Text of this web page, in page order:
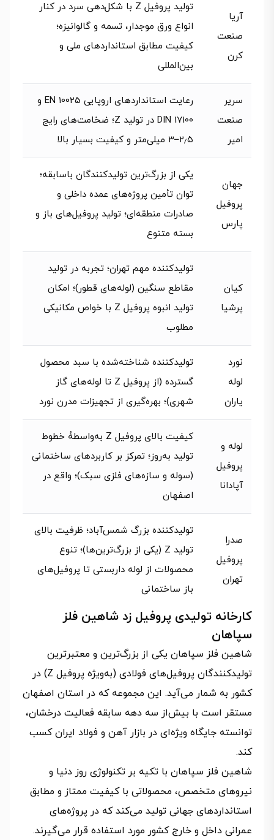
آریا
صنعت
کرن
تولید پروفیل Z با شکل‌دهی سرد در کنار
انواع ورق موجدار، تسمه و گالوانیزه؛
کیفیت مطابق استانداردهای ملی و
بین‌المللی
سریر
صنعت
امیر
رعایت استانداردهای اروپایی EN 10025 و
DIN 17100 در تولید Z؛ ضخامت‌های رایج
۲٫۵–۳ میلی‌متر و کیفیت بسیار بالا
جهان
پروفیل
پارس
یکی از بزرگ‌ترین تولیدکنندگان باسابقه؛
توان تأمین پروژه‌های عمده داخلی و
صادرات منطقه‌ای؛ تولید پروفیل‌های باز و
بسته متنوع
کیان
پرشیا
تولید‌کننده مهم تهران؛ تجربه در تولید
مقاطع سنگین (لوله‌های قطور)؛ امکان
تولید انبوه پروفیل Z با خواص مکانیکی
مطلوب
نورد
لوله
یاران
تولیدکننده شناخته‌شده با سبد محصول
گسترده (از پروفیل Z تا لوله‌های گاز
شهری)؛ بهره‌گیری از تجهیزات مدرن نورد
لوله و
پروفیل
آپادانا
کیفیت بالای پروفیل Z به‌واسطۀ خطوط
تولید به‌روز؛ تمرکز بر کاربردهای ساختمانی
(سوله و سازه‌های فلزی سبک)؛ واقع در
اصفهان
صدرا
پروفیل
تهران
تولیدکننده بزرگ شمس‌آباد؛ ظرفیت بالای
تولید Z (یکی از بزرگ‌ترین‌ها)؛ تنوع
محصولات از لوله داربستی تا پروفیل‌های
باز ساختمانی
کارخانه تولیدی پروفیل زد شاهین فلز
سپاهان
شاهین فلز سپاهان یکی از بزرگ‌ترین و معتبرترین
تولیدکنندگان پروفیل‌های فولادی (به‌ویژه پروفیل Z) در
کشور به شمار می‌آید. این مجموعه که در استان اصفهان
مستقر است با بیش‌از سه دهه سابقه فعالیت درخشان،
توانسته جایگاه ویژه‌ای در بازار آهن و فولاد ایران کسب
کند.
شاهین فلز سپاهان با تکیه بر تکنولوژی روز دنیا و
نیروهای متخصص، محصولاتی با کیفیت ممتاز و مطابق
استانداردهای جهانی تولید می‌کند که در پروژه‌های
عمرانی داخل و خارج کشور مورد استفاده قرار می‌گیرند.